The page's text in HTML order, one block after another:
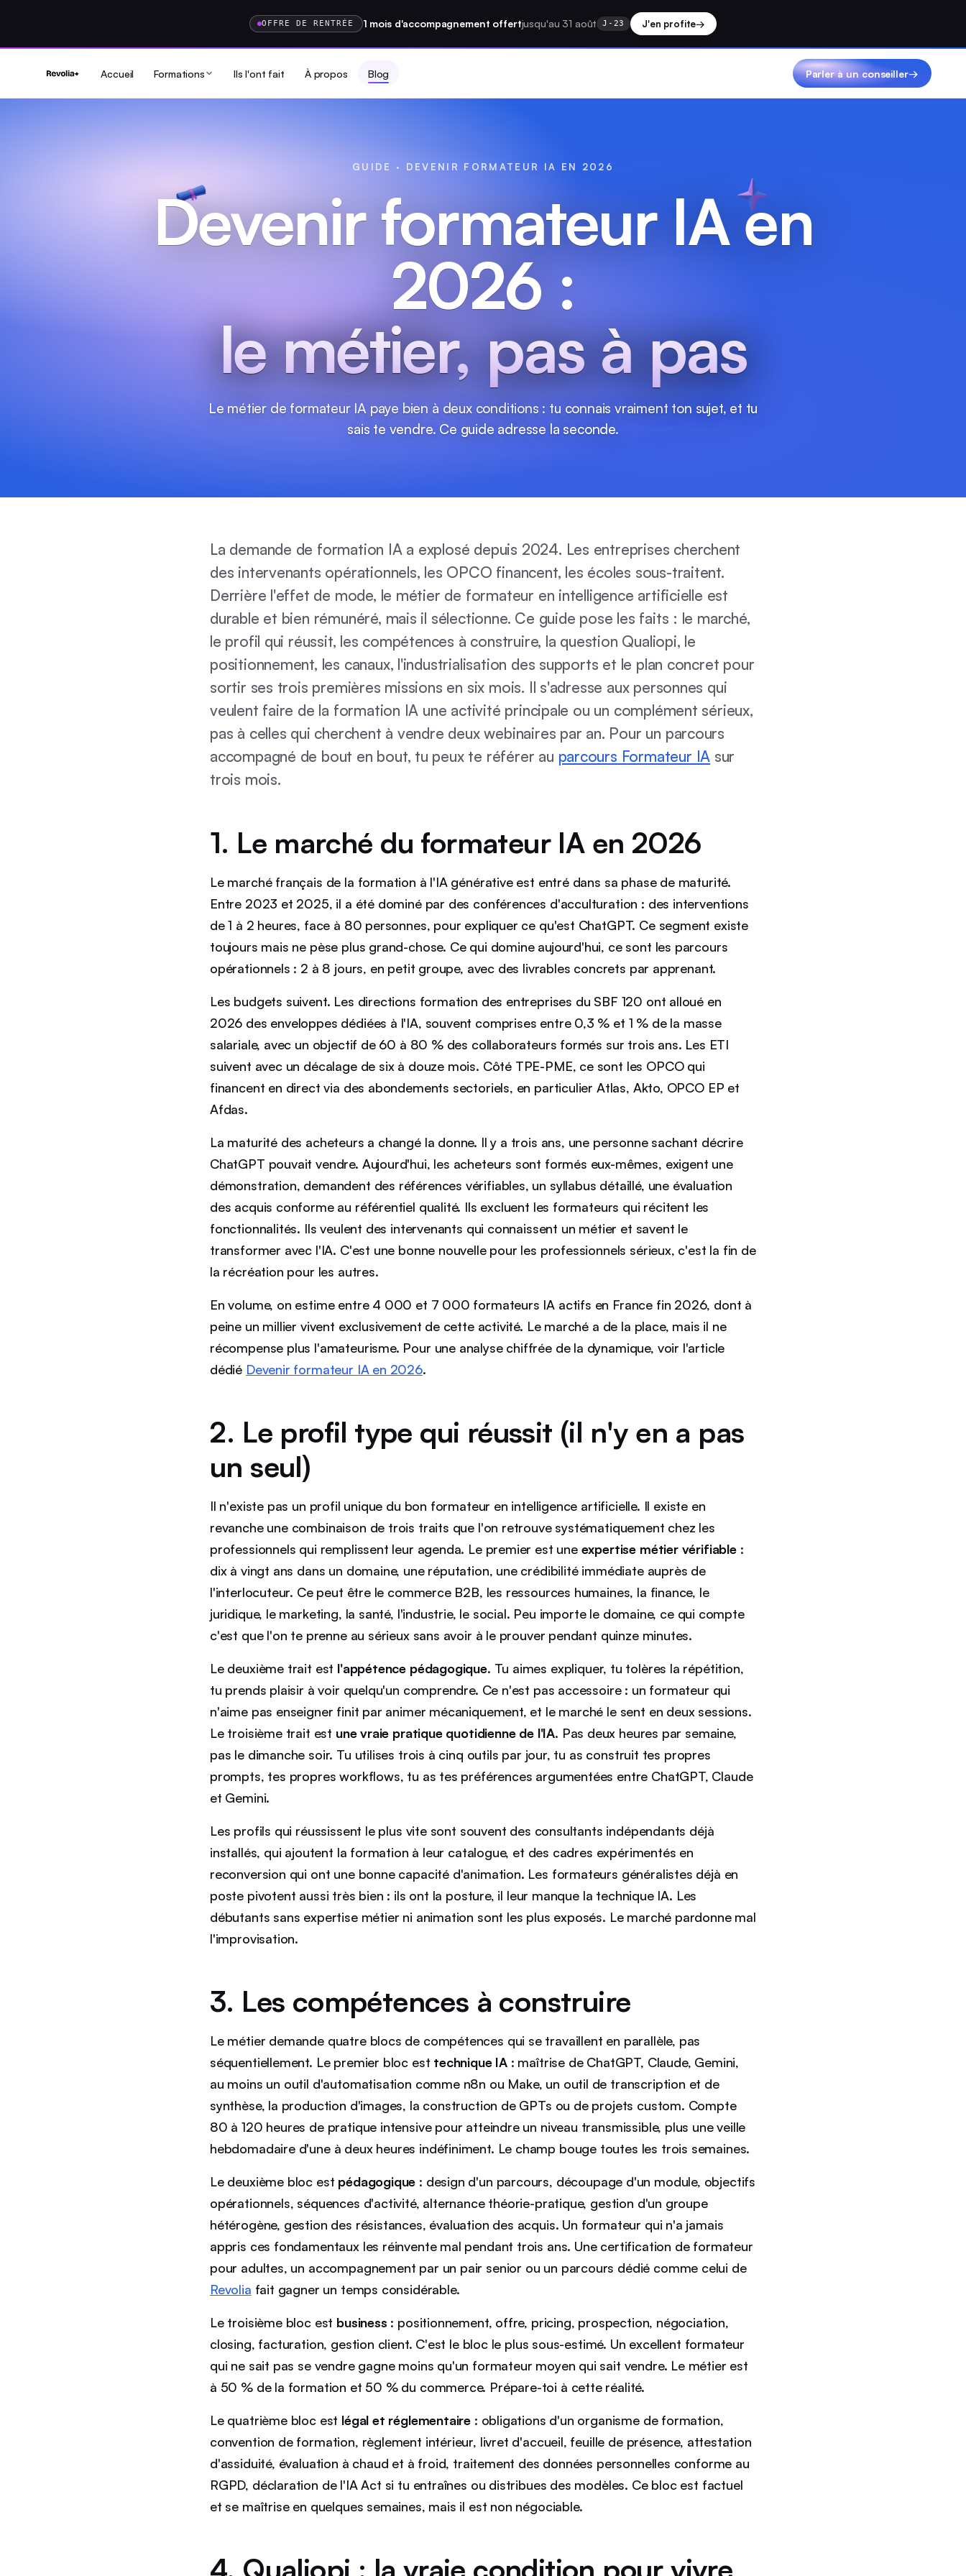
OFFRE DE RENTRÉE 1 mois d'accompagnement offertjusqu'au 31 août J-23 J'en profite→
Accueil Formations Ils l'ont fait À propos Blog Parler à un conseiller→
GUIDE · DEVENIR FORMATEUR IA EN 2026
Devenir formateur IA en
2026 :
le métier, pas à pas
Le métier de formateur IA paye bien à deux conditions : tu connais vraiment ton sujet, et tu
sais te vendre. Ce guide adresse la seconde.
La demande de formation IA a explosé depuis 2024. Les entreprises cherchent
des intervenants opérationnels, les OPCO financent, les écoles sous-traitent.
Derrière l'effet de mode, le métier de formateur en intelligence artificielle est
durable et bien rémunéré, mais il sélectionne. Ce guide pose les faits : le marché,
le profil qui réussit, les compétences à construire, la question Qualiopi, le
positionnement, les canaux, l'industrialisation des supports et le plan concret pour
sortir ses trois premières missions en six mois. Il s'adresse aux personnes qui
veulent faire de la formation IA une activité principale ou un complément sérieux,
pas à celles qui cherchent à vendre deux webinaires par an. Pour un parcours
accompagné de bout en bout, tu peux te référer au parcours Formateur IA sur
trois mois.
1. Le marché du formateur IA en 2026
Le marché français de la formation à l'IA générative est entré dans sa phase de maturité.
Entre 2023 et 2025, il a été dominé par des conférences d'acculturation : des interventions
de 1 à 2 heures, face à 80 personnes, pour expliquer ce qu'est ChatGPT. Ce segment existe
toujours mais ne pèse plus grand-chose. Ce qui domine aujourd'hui, ce sont les parcours
opérationnels : 2 à 8 jours, en petit groupe, avec des livrables concrets par apprenant.
Les budgets suivent. Les directions formation des entreprises du SBF 120 ont alloué en
2026 des enveloppes dédiées à l'IA, souvent comprises entre 0,3 % et 1 % de la masse
salariale, avec un objectif de 60 à 80 % des collaborateurs formés sur trois ans. Les ETI
suivent avec un décalage de six à douze mois. Côté TPE-PME, ce sont les OPCO qui
financent en direct via des abondements sectoriels, en particulier Atlas, Akto, OPCO EP et
Afdas.
La maturité des acheteurs a changé la donne. Il y a trois ans, une personne sachant décrire
ChatGPT pouvait vendre. Aujourd'hui, les acheteurs sont formés eux-mêmes, exigent une
démonstration, demandent des références vérifiables, un syllabus détaillé, une évaluation
des acquis conforme au référentiel qualité. Ils excluent les formateurs qui récitent les
fonctionnalités. Ils veulent des intervenants qui connaissent un métier et savent le
transformer avec l'IA. C'est une bonne nouvelle pour les professionnels sérieux, c'est la fin de
la récréation pour les autres.
En volume, on estime entre 4 000 et 7 000 formateurs IA actifs en France fin 2026, dont à
peine un millier vivent exclusivement de cette activité. Le marché a de la place, mais il ne
récompense plus l'amateurisme. Pour une analyse chiffrée de la dynamique, voir l'article
dédié Devenir formateur IA en 2026.
2. Le profil type qui réussit (il n'y en a pas
un seul)
Il n'existe pas un profil unique du bon formateur en intelligence artificielle. Il existe en
revanche une combinaison de trois traits que l'on retrouve systématiquement chez les
professionnels qui remplissent leur agenda. Le premier est une expertise métier vérifiable:
dix à vingt ans dans un domaine, une réputation, une crédibilité immédiate auprès de
l'interlocuteur. Ce peut être le commerce B2B, les ressources humaines, la finance, le
juridique, le marketing, la santé, l'industrie, le social. Peu importe le domaine, ce qui compte
c'est que l'on te prenne au sérieux sans avoir à le prouver pendant quinze minutes.
Le deuxième trait est l'appétence pédagogique. Tu aimes expliquer, tu tolères la répétition,
tu prends plaisir à voir quelqu'un comprendre. Ce n'est pas accessoire : un formateur qui
n'aime pas enseigner finit par animer mécaniquement, et le marché le sent en deux sessions.
Le troisième trait est une vraie pratique quotidienne de l'IA. Pas deux heures par semaine,
pas le dimanche soir. Tu utilises trois à cinq outils par jour, tu as construit tes propres
prompts, tes propres workflows, tu as tes préférences argumentées entre ChatGPT, Claude
et Gemini.
Les profils qui réussissent le plus vite sont souvent des consultants indépendants déjà
installés, qui ajoutent la formation à leur catalogue, et des cadres expérimentés en
reconversion qui ont une bonne capacité d'animation. Les formateurs généralistes déjà en
poste pivotent aussi très bien : ils ont la posture, il leur manque la technique IA. Les
débutants sans expertise métier ni animation sont les plus exposés. Le marché pardonne mal
l'improvisation.
3. Les compétences à construire
Le métier demande quatre blocs de compétences qui se travaillent en parallèle, pas
séquentiellement. Le premier bloc est technique IA : maîtrise de ChatGPT, Claude, Gemini,
au moins un outil d'automatisation comme n8n ou Make, un outil de transcription et de
synthèse, la production d'images, la construction de GPTs ou de projets custom. Compte
80 à 120 heures de pratique intensive pour atteindre un niveau transmissible, plus une veille
hebdomadaire d'une à deux heures indéfiniment. Le champ bouge toutes les trois semaines.
Le deuxième bloc est pédagogique : design d'un parcours, découpage d'un module, objectifs
opérationnels, séquences d'activité, alternance théorie-pratique, gestion d'un groupe
hétérogène, gestion des résistances, évaluation des acquis. Un formateur qui n'a jamais
appris ces fondamentaux les réinvente mal pendant trois ans. Une certification de formateur
pour adultes, un accompagnement par un pair senior ou un parcours dédié comme celui de
Revolia fait gagner un temps considérable.
Le troisième bloc est business : positionnement, offre, pricing, prospection, négociation,
closing, facturation, gestion client. C'est le bloc le plus sous-estimé. Un excellent formateur
qui ne sait pas se vendre gagne moins qu'un formateur moyen qui sait vendre. Le métier est
à 50 % de la formation et 50 % du commerce. Prépare-toi à cette réalité.
Le quatrième bloc est légal et réglementaire : obligations d'un organisme de formation,
convention de formation, règlement intérieur, livret d'accueil, feuille de présence, attestation
d'assiduité, évaluation à chaud et à froid, traitement des données personnelles conforme au
RGPD, déclaration de l'IA Act si tu entraînes ou distribues des modèles. Ce bloc est factuel
et se maîtrise en quelques semaines, mais il est non négociable.
4. Qualiopi : la vraie condition pour vivre